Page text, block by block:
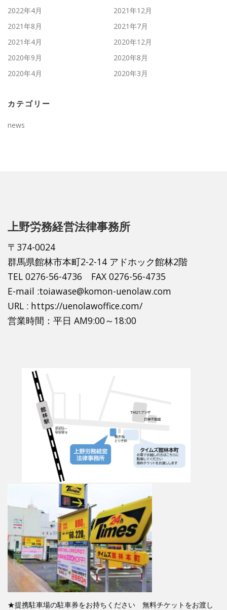
2022年4月
2021年12月
2021年8月
2021年7月
2021年4月
2020年12月
2020年9月
2020年8月
2020年4月
2020年3月
カテゴリー
news
上野労務経営法律事務所
〒374-0024
群馬県館林市本町2-2-14 アドホック館林2階
TEL 0276-56-4736 FAX 0276-56-4735
E-mail :toiawase@komon-uenolaw.com
URL : https://uenolawoffice.com/
営業時間：平日 AM9:00～18:00
★提携駐車場の駐車券をお持ちください 無料チケットをお渡し